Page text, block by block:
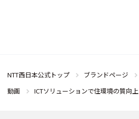
NTT西日本公式トップ ブランドページ
動画
ICTソリューションで住環境の質向上